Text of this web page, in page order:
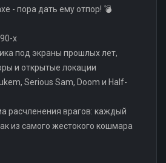
- пора дать ему отпор! 💣
х
под экраны прошлых лет,
и открытые локации
Serious Sam, Doom и Half-
расчленения врагов: каждый
из самого жестокого кошмара